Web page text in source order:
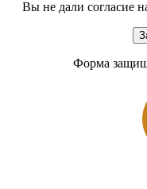
Вы не дали согласие
Форма